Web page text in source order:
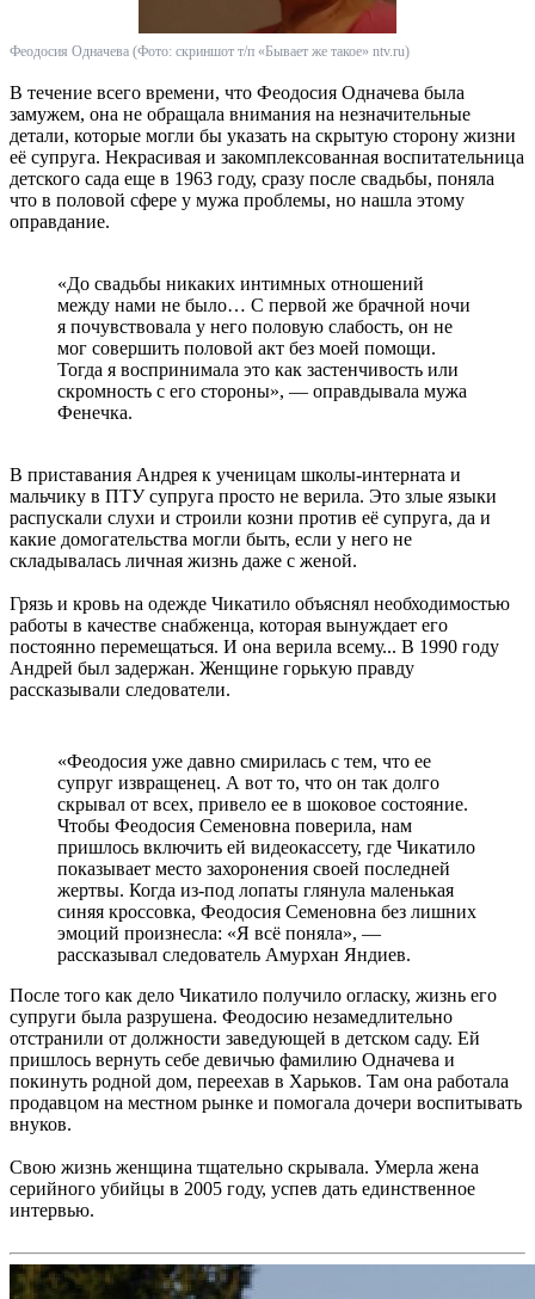
Феодосия Одначева (Фото: скриншот т/п «Бывает же такое» ntv.ru)
В течение всего времени, что Феодосия Одначева была
замужем, она не обращала внимания на незначительные
детали, которые могли бы указать на скрытую сторону жизни
её супруга. Некрасивая и закомплексованная воспитательница
детского сада еще в 1963 году, сразу после свадьбы, поняла
что в половой сфере у мужа проблемы, но нашла этому
оправдание.
«До свадьбы никаких интимных отношений
между нами не было… С первой же брачной ночи
я почувствовала у него половую слабость, он не
мог совершить половой акт без моей помощи.
Тогда я воспринимала это как застенчивость или
скромность с его стороны», — оправдывала мужа
Фенечка.
В приставания Андрея к ученицам школы-интерната и
мальчику в ПТУ супруга просто не верила. Это злые языки
распускали слухи и строили козни против её супруга, да и
какие домогательства могли быть, если у него не
складывалась личная жизнь даже с женой.
Грязь и кровь на одежде Чикатило объяснял необходимостью
работы в качестве снабженца, которая вынуждает его
постоянно перемещаться. И она верила всему... В 1990 году
Андрей был задержан. Женщине горькую правду
рассказывали следователи.
«Феодосия уже давно смирилась с тем, что ее
супруг извращенец. А вот то, что он так долго
скрывал от всех, привело ее в шоковое состояние.
Чтобы Феодосия Семеновна поверила, нам
пришлось включить ей видеокассету, где Чикатило
показывает место захоронения своей последней
жертвы. Когда из-под лопаты глянула маленькая
синяя кроссовка, Феодосия Семеновна без лишних
эмоций произнесла: «Я всё поняла», —
рассказывал следователь Амурхан Яндиев.
После того как дело Чикатило получило огласку, жизнь его
супруги была разрушена. Феодосию незамедлительно
отстранили от должности заведующей в детском саду. Ей
пришлось вернуть себе девичью фамилию Одначева и
покинуть родной дом, переехав в Харьков. Там она работала
продавцом на местном рынке и помогала дочери воспитывать
внуков.
Свою жизнь женщина тщательно скрывала. Умерла жена
серийного убийцы в 2005 году, успев дать единственное
интервью.